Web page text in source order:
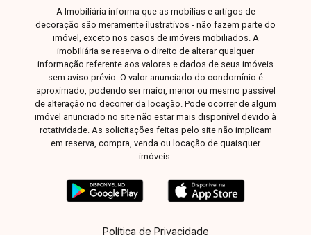
A Imobiliária informa que as mobílias e artigos de
decoração são meramente ilustrativos - não fazem parte do
imóvel, exceto nos casos de imóveis mobiliados. A
imobiliária se reserva o direito de alterar qualquer
informação referente aos valores e dados de seus imóveis
sem aviso prévio. O valor anunciado do condomínio é
aproximado, podendo ser maior, menor ou mesmo passível
de alteração no decorrer da locação. Pode ocorrer de algum
imóvel anunciado no site não estar mais disponível devido à
rotatividade. As solicitações feitas pelo site não implicam
em reserva, compra, venda ou locação de quaisquer
imóveis.
Política de Privacidade